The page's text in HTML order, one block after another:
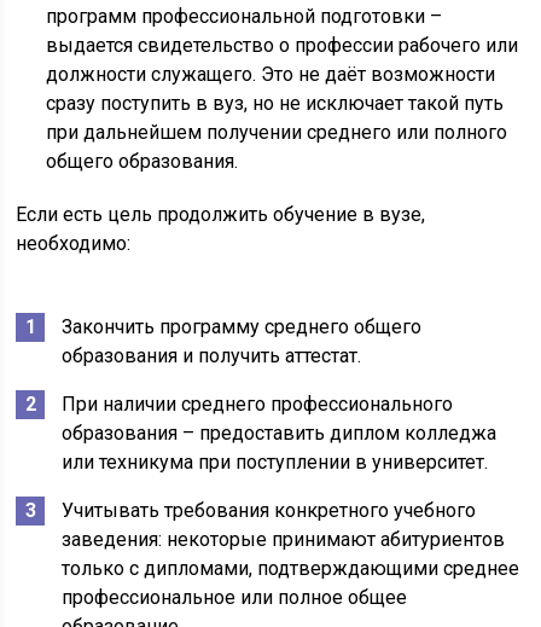
программ профессиональной подготовки –
выдается свидетельство о профессии рабочего или
должности служащего. Это не даёт возможности
сразу поступить в вуз, но не исключает такой путь
при дальнейшем получении среднего или полного
общего образования.
Если есть цель продолжить обучение в вузе,
необходимо:
Закончить программу среднего общего
образования и получить аттестат.
При наличии среднего профессионального
образования – предоставить диплом колледжа
или техникума при поступлении в университет.
Учитывать требования конкретного учебного
заведения: некоторые принимают абитуриентов
только с дипломами, подтверждающими среднее
профессиональное или полное общее